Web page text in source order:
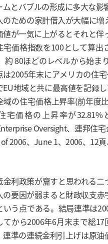
とバブルの形成に多大な影
のための家計借入が大幅に
値が一気に上がるとそれと
宅価格指数を100として算出
約 80ほどのレベルから始ま
は2005年末にアメリカの住
EU地域と共に最高値を記録
域の住宅価格上昇率(前年度
宅価格の上昇率が32.81%
Oversight、連邦住
2006、June 1、2006、12
金利政策が齎すと思われる
の要因が弱まると財政収支
いう点である。結局連準は
てから2006年6月末まで総
連準の連続金利引上げは原